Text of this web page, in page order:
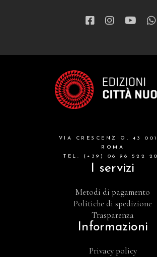
VIA CRESCENZIO, 43
ROMA
TEL. (+39) 06 96 522
I servizi
Metodi di pagamento
Politiche di spedizione
Trasparenza
Informazioni
Privacy policy